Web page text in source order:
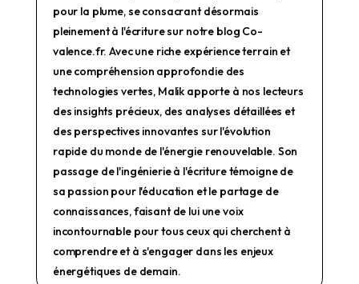
pour la plume, se consacrant désormais
pleinement à l'écriture sur notre blog Co-
valence.fr. Avec une riche expérience terrain et
une compréhension approfondie des
technologies vertes, Malik apporte à nos lecteurs
des insights précieux, des analyses détaillées et
des perspectives innovantes sur l'évolution
rapide du monde de l'énergie renouvelable. Son
passage de l'ingénierie à l'écriture témoigne de
sa passion pour l'éducation et le partage de
connaissances, faisant de lui une voix
incontournable pour tous ceux qui cherchent à
comprendre et à s'engager dans les enjeux
énergétiques de demain.